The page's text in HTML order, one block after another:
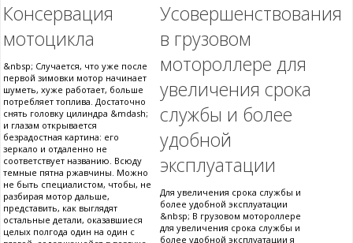
Консервация
мотоцикла
&nbsp; Случается, что уже после
первой зимовки мотор начинает
шуметь, хуже работает, больше
потребляет топлива. Достаточно
снять головку цилиндра &mdash;
и глазам открывается
безрадостная картина: его
зеркало и отдаленно не
соответствует названию. Всюду
темные пятна ржавчины. Можно
не быть специалистом, чтобы, не
разбирая мотор дальше,
представить, как выглядят
остальные детали, оказавшиеся
целых полгода один на один с
Усовершенствования
в грузовом
мотороллере для
увеличения срока
службы и более
удобной
эксплуатации
Для увеличения срока службы и
более удобной эксплуатации
&nbsp; В грузовом мотороллере
для увеличения срока службы и
более удобной эксплуатации я